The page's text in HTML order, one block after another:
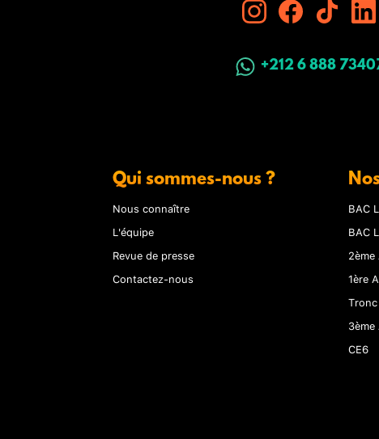
+212 6 888
Qui sommes-nous ?
Nous connaître
L'équipe
Revue de presse
Contactez-nous
BAC
BAC
1ère
CE6